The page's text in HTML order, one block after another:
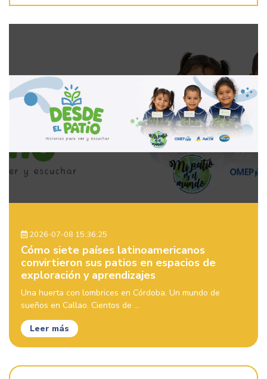
2026-07-08 15:36:25
Cómo siete países latinoamericanos
convirtieron sus patios en espacios de
exploración y aprendizajes
Una huerta con lombrices en Córdoba. Un mundo de
sueños en Callao. Cientos de ...
Leer más